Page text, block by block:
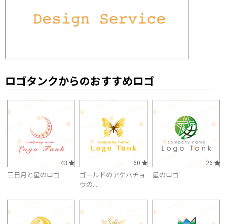
ロゴタンクからのおすすめロゴ
43
三日月と星のロゴ
60
ゴールドのアゲハチョ
ウの...
26
星のロゴ